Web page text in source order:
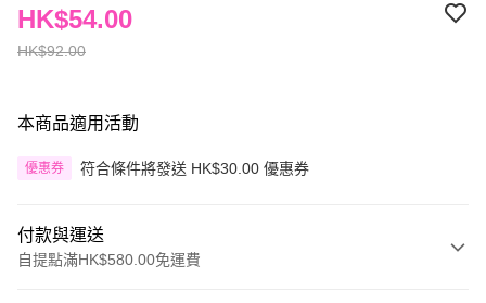
HK$92.00
HK$54.00
本商品適用活動
優惠券 符合條件將發送 HK$30.00 優惠券
付款與運送
自提點滿HK$580.00免運費